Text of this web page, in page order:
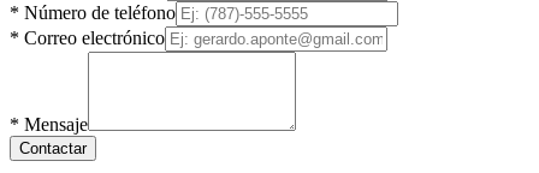
* Número de teléfono
* Correo electrónico
* Mensaje
Contactar